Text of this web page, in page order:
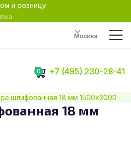
и розницу
Москва
0 +7 (495) 230-28-41
шлифованная 18 мм 1500х3000
18 мм